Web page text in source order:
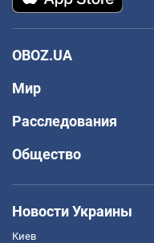
OBOZ.UA
Мир
Расследования
Общество
Новости Украины
Киев